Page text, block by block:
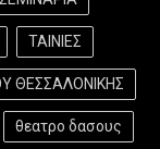
ΤΑΙΝΙΕΣ
ΘΕΣΣΑΛΟΝΙΚΗΣ
θεατρο δασους